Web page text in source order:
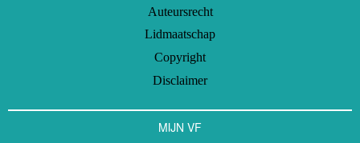
Auteursrecht
Lidmaatschap
Copyright
Disclaimer
MIJN VF